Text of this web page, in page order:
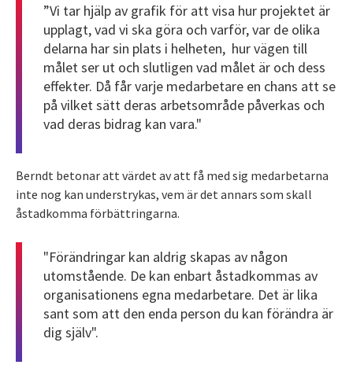
”Vi tar hjälp av grafik för att visa hur projektet är
upplagt, vad vi ska göra och varför, var de olika
delarna har sin plats i helheten, hur vägen till
målet ser ut och slutligen vad målet är och dess
effekter. Då får varje medarbetare en chans att se
på vilket sätt deras arbetsområde påverkas och
vad deras bidrag kan vara."
Berndt betonar att värdet av att få med sig medarbetarna
inte nog kan understrykas, vem är det annars som skall
åstadkomma förbättringarna.
"Förändringar kan aldrig skapas av någon
utomstående. De kan enbart åstadkommas av
organisationens egna medarbetare. Det är lika
sant som att den enda person du kan förändra är
dig själv".